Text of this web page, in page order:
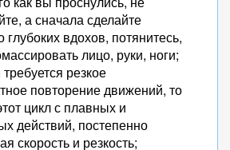
а сначала сделайте
глубоких вдохов, потянитесь,
лицо, руки, ноги;
резкое
повторение движений, то
цикл с плавных и
действий, постепенно
скорость и резкость;